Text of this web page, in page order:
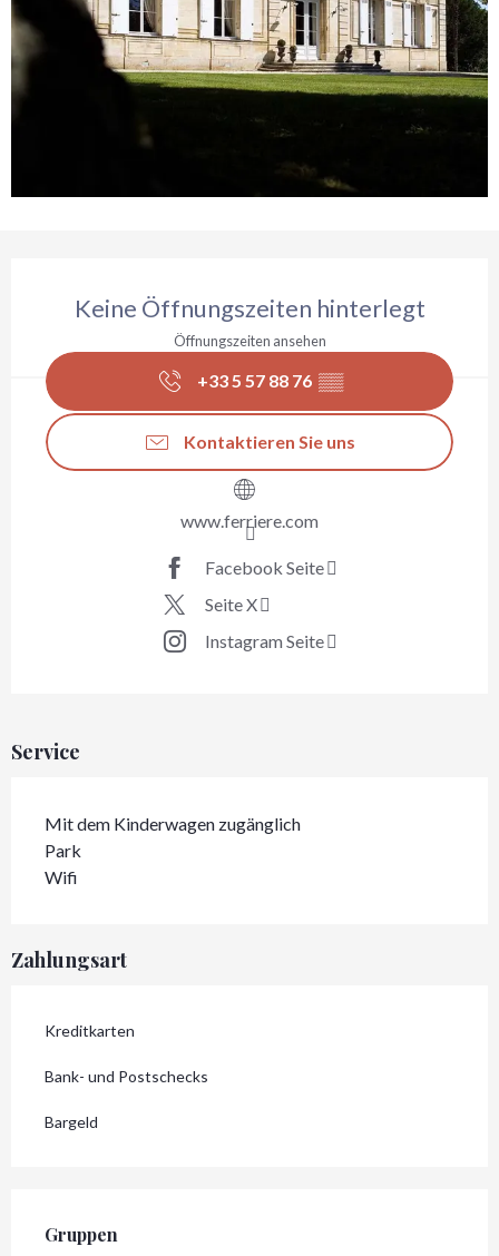
Keine Öffnungszeiten hinterlegt
Öffnungszeiten ansehen
+33 5 57 88 76 ▒▒
Kontaktieren Sie uns
www.ferriere.com
Facebook Seite
Seite X
Instagram Seite
Service
Mit dem Kinderwagen zugänglich
Park
Wifi
Zahlungsart
Kreditkarten
Bank- und Postschecks
Bargeld
Gruppen
Gruppen